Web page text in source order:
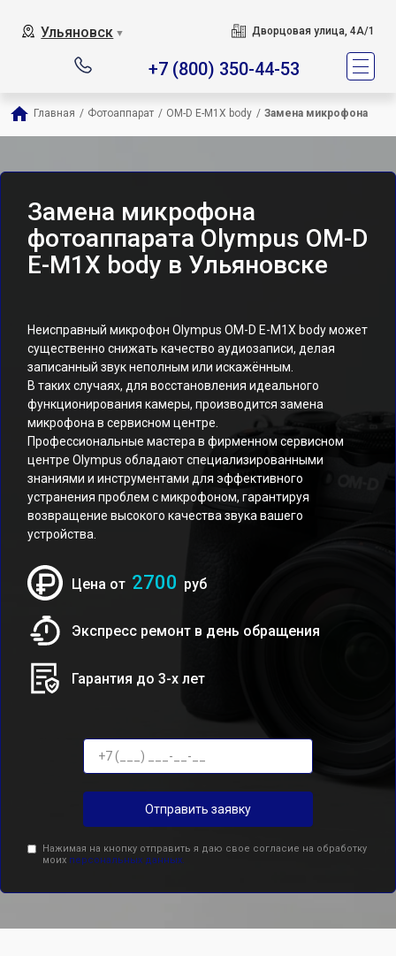
Ульяновск ▼ Дворцовая улица, 4А/1
+7 (800) 350-44-53
Главная / Фотоаппарат / OM-D E-M1X body / Замена микрофона
Замена микрофона
фотоаппарата Olympus OM-D
E-M1X body в Ульяновске
Неисправный микрофон Olympus OM-D E-M1X body может
существенно снижать качество аудиозаписи, делая
записанный звук неполным или искажённым.
В таких случаях, для восстановления идеального
функционирования камеры, производится замена
микрофона в сервисном центре.
Профессиональные мастера в фирменном сервисном
центре Olympus обладают специализированными
знаниями и инструментами для эффективного
устранения проблем с микрофоном, гарантируя
возвращение высокого качества звука вашего
устройства.
Цена от 2700 руб
Экспресс ремонт в день обращения
Гарантия до 3-х лет
Отправить заявку
Нажимая на кнопку отправить я даю свое согласие на обработку
моих персональных данных.